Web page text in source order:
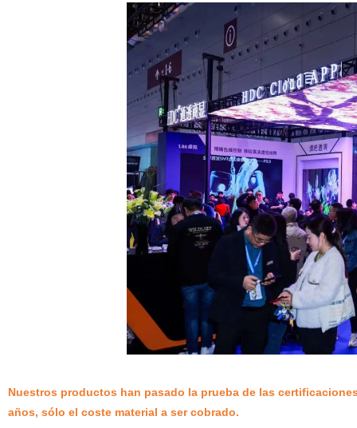
Nuestros productos han pasado la prueba de las
años, sólo el coste material a ser cobrado.